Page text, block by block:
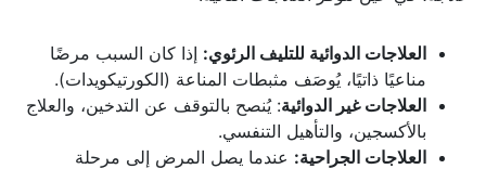
العلاجات الدوائية للتليف الرئوي: إذا كان السبب مرضًا
مناعيًا ذاتيًا، يُوصَف مثبطات المناعة (الكورتيكويدات).
العلاجات غير الدوائية: يُنصح بالتوقف عن التدخين، والعلاج
بالأكسجين، والتأهيل التنفسي.
العلاجات الجراحية: عندما يصل المرض إلى مرحلة